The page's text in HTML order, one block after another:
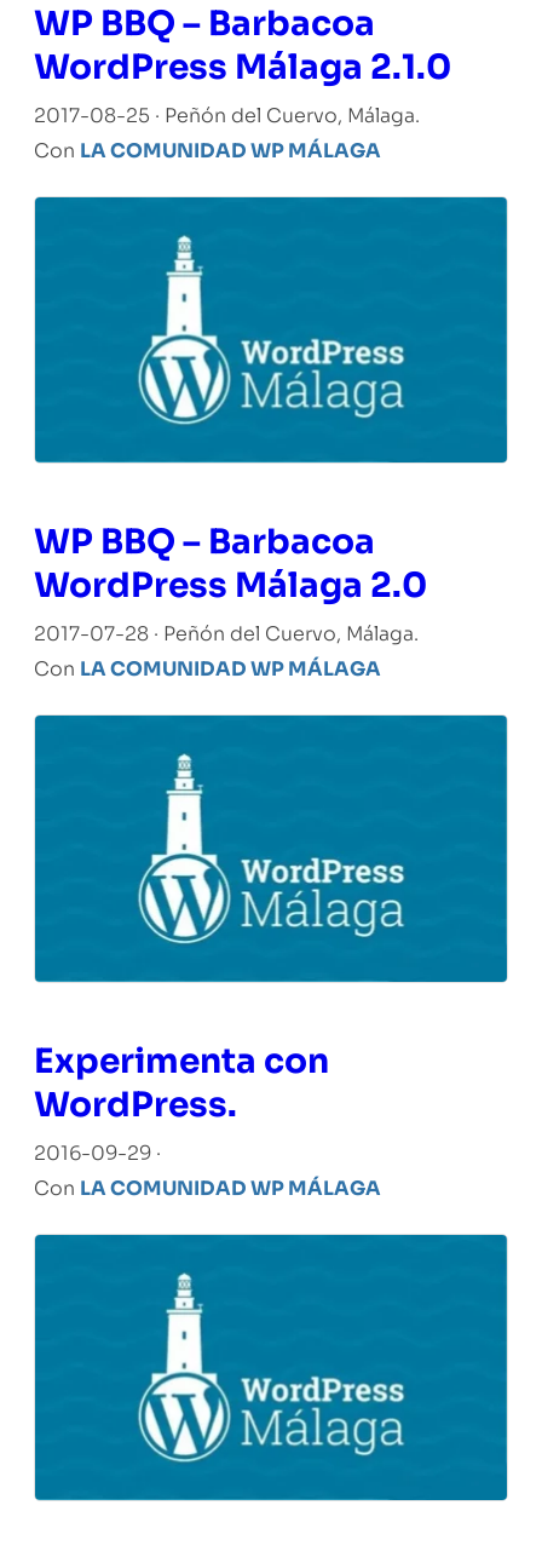
WP BBQ – Barbacoa
WordPress Málaga 2.1.0
2017-08-25 · Peñón del Cuervo, Málaga.
Con LA COMUNIDAD WP MÁLAGA
WP BBQ – Barbacoa
WordPress Málaga 2.0
2017-07-28 · Peñón del Cuervo, Málaga.
Con LA COMUNIDAD WP MÁLAGA
Experimenta con
WordPress.
2016-09-29 ·
Con LA COMUNIDAD WP MÁLAGA